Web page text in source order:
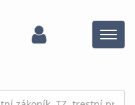
Menu